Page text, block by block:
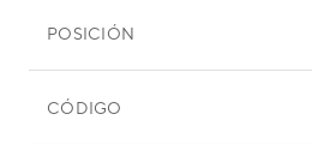
POSICIÓN
CÓDIGO